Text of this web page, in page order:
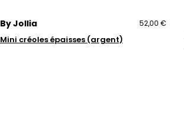
By Jollia 52,00 €
Mini créoles épaisses (argent)